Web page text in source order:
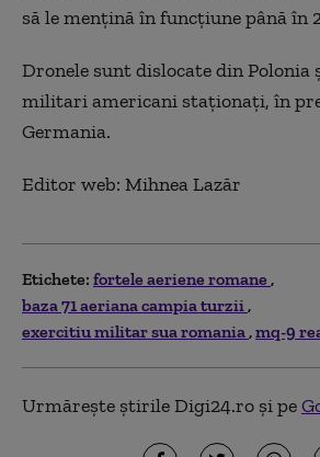
să le mențină în funcțiune până în
Dronele sunt dislocate din Polonia
militari americani staționați, în
Germania.
Editor web: Mihnea Lazăr
Etichete: fortele aeriene romane
baza 71 aeriana campia turzii
exercitiu militar sua romania mq-9
Urmărește știrile Digi24.ro și pe